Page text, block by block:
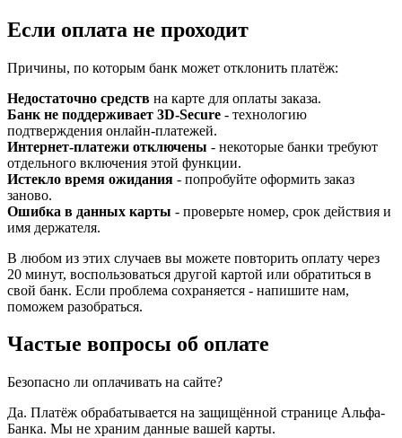
Если оплата не проходит
Причины, по которым банк может отклонить платёж:
Недостаточно средств на карте для оплаты заказа.
Банк не поддерживает 3D-Secure - технологию
подтверждения онлайн-платежей.
Интернет-платежи отключены - некоторые банки требуют
отдельного включения этой функции.
Истекло время ожидания - попробуйте оформить заказ
заново.
Ошибка в данных карты - проверьте номер, срок действия и
имя держателя.
В любом из этих случаев вы можете повторить оплату через
20 минут, воспользоваться другой картой или обратиться в
свой банк. Если проблема сохраняется - напишите нам,
поможем разобраться.
Частые вопросы об оплате
Безопасно ли оплачивать на сайте?
Да. Платёж обрабатывается на защищённой странице Альфа-
Банка. Мы не храним данные вашей карты.